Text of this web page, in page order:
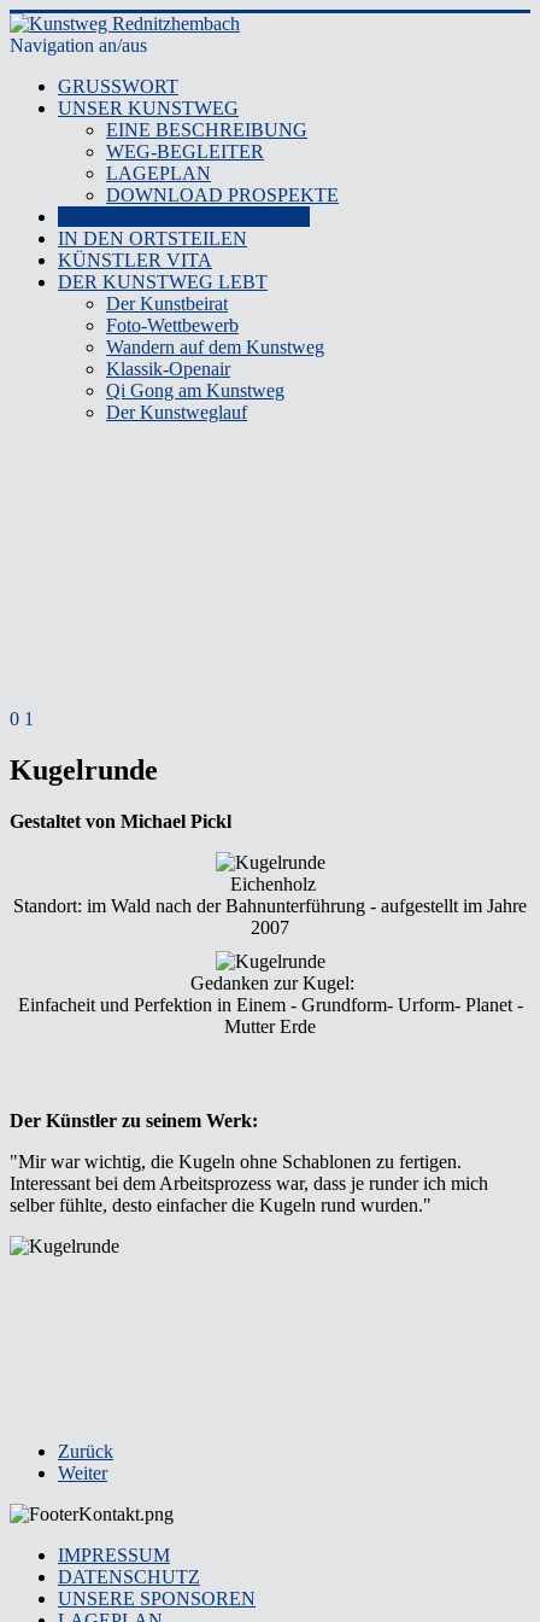
Navigation an/aus
GRUSSWORT
UNSER KUNSTWEG
EINE BESCHREIBUNG
WEG-BEGLEITER
LAGEPLAN
DOWNLOAD PROSPEKTE
IN DEN ORTSTEILEN
KÜNSTLER VITA
DER KUNSTWEG LEBT
Der Kunstbeirat
Foto-Wettbewerb
Wandern auf dem Kunstweg
Klassik-Openair
Qi Gong am Kunstweg
Der Kunstweglauf
0 1
Kugelrunde
Gestaltet von Michael Pickl
Eichenholz
Standort: im Wald nach der Bahnunterführung - aufgestellt im Jahre
2007
Gedanken zur Kugel:
Einfacheit und Perfektion in Einem - Grundform- Urform- Planet -
Mutter Erde
Der Künstler zu seinem Werk:
"Mir war wichtig, die Kugeln ohne Schablonen zu fertigen.
Interessant bei dem Arbeitsprozess war, dass je runder ich mich
selber fühlte, desto einfacher die Kugeln rund wurden."
Zurück
Weiter
IMPRESSUM
DATENSCHUTZ
UNSERE SPONSOREN